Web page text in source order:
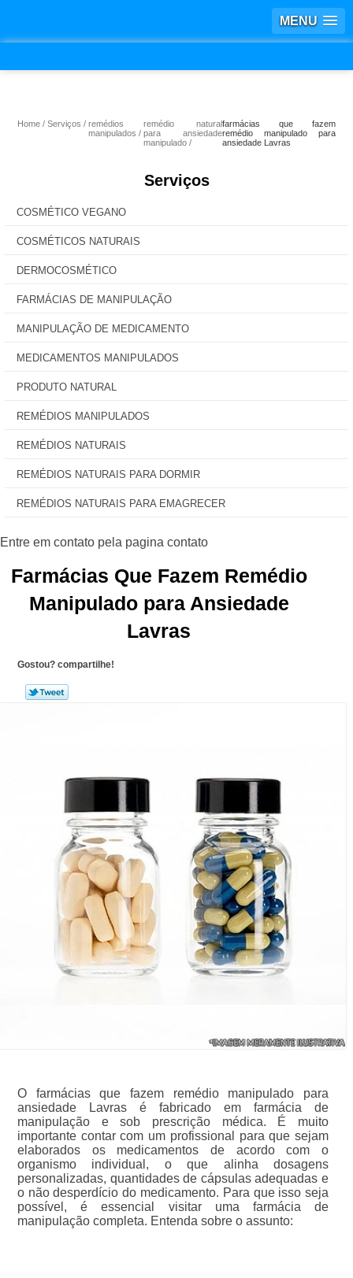
MENU
Home Serviços
remédios
manipulados
remédio natural
para ansiedade
manipulado
farmácias que fazem
remédio manipulado para
ansiedade Lavras
Serviços
COSMÉTICO VEGANO
COSMÉTICOS NATURAIS
DERMOCOSMÉTICO
FARMÁCIAS DE MANIPULAÇÃO
MANIPULAÇÃO DE MEDICAMENTO
MEDICAMENTOS MANIPULADOS
PRODUTO NATURAL
REMÉDIOS MANIPULADOS
REMÉDIOS NATURAIS
REMÉDIOS NATURAIS PARA DORMIR
REMÉDIOS NATURAIS PARA EMAGRECER
Farmácias Que Fazem Remédio
Manipulado para Ansiedade
Lavras
Gostou? compartilhe!
O farmácias que fazem remédio manipulado para
ansiedade Lavras é fabricado em farmácia de
manipulação e sob prescrição médica. É muito
importante contar com um profissional para que sejam
elaborados os medicamentos de acordo com o
organismo individual, o que alinha dosagens
personalizadas, quantidades de cápsulas adequadas e
o não desperdício do medicamento. Para que isso seja
possível, é essencial visitar uma farmácia de
manipulação completa. Entenda sobre o assunto: